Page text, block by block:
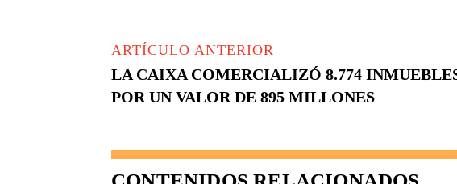
ARTÍCULO ANTERIOR
LA CAIXA COMERCIALIZÓ 8.774
POR UN VALOR DE 895 MILLONES